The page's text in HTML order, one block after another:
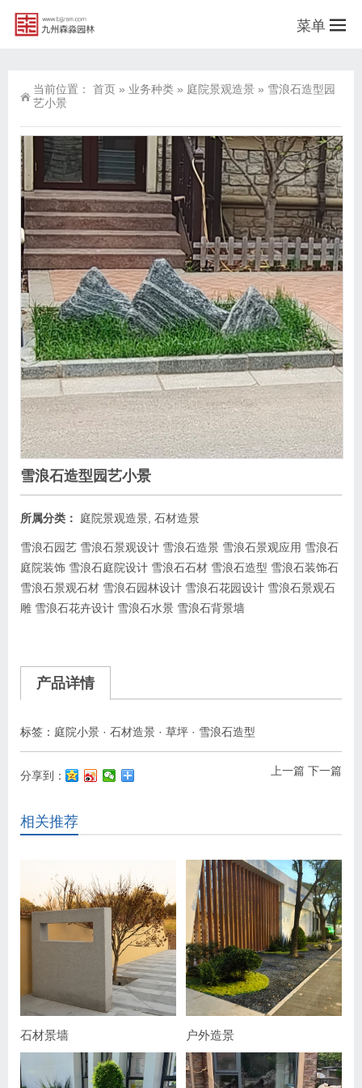
菜单
当前位置： 首页 » 业务种类 » 庭院景观造景 » 雪浪石造型园
艺小景
雪浪石造型园艺小景
所属分类： 庭院景观造景 石材造景
雪浪石园艺 雪浪石景观设计 雪浪石造景 雪浪石景观应用 雪浪石
庭院装饰 雪浪石庭院设计 雪浪石石材 雪浪石造型 雪浪石装饰石
雪浪石景观石材 雪浪石园林设计 雪浪石花园设计 雪浪石景观石
雕 雪浪石花卉设计 雪浪石水景 雪浪石背景墙
产品详情
标签： 庭院小景 · 石材造景 · 草坪 · 雪浪石造型
上一篇 下一篇
分享到：
相关推荐
石材景墙 户外造景